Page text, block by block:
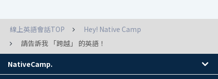
線上英語會話TOP
Hey! Native Camp
請告訴我 「跨越」 的英語！
NativeCamp.